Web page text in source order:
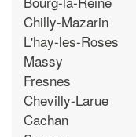
Chilly-Mazarin
L'hay-les-Roses
Massy
Fresnes
Chevilly-Larue
Cachan